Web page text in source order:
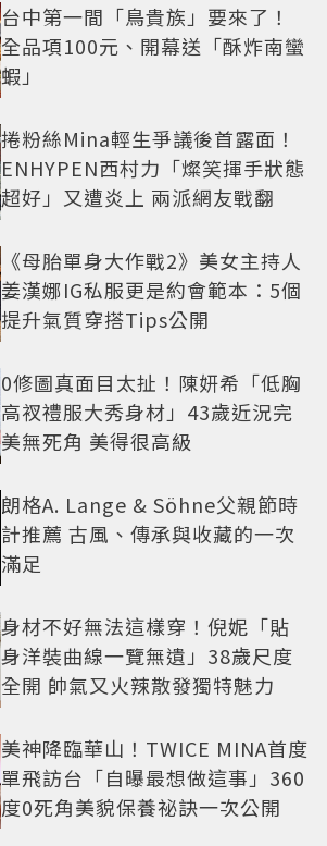
台中第一間「鳥貴族」要來了！
全品項100元、開幕送「酥炸南蠻
蝦」
捲粉絲Mina輕生爭議後首露面！
ENHYPEN西村力「燦笑揮手狀態
超好」又遭炎上 兩派網友戰翻
《母胎單身大作戰2》美女主持人
姜漢娜IG私服更是約會範本：5個
提升氣質穿搭Tips公開
0修圖真面目太扯！陳妍希「低胸
高衩禮服大秀身材」43歲近況完
美無死角 美得很高級
朗格A. Lange & Söhne父親節時
計推薦 古風、傳承與收藏的一次
滿足
身材不好無法這樣穿！倪妮「貼
身洋裝曲線一覽無遺」38歲尺度
全開 帥氣又火辣散發獨特魅力
美神降臨華山！TWICE MINA首度
單飛訪台「自曝最想做這事」360
度0死角美貌保養祕訣一次公開